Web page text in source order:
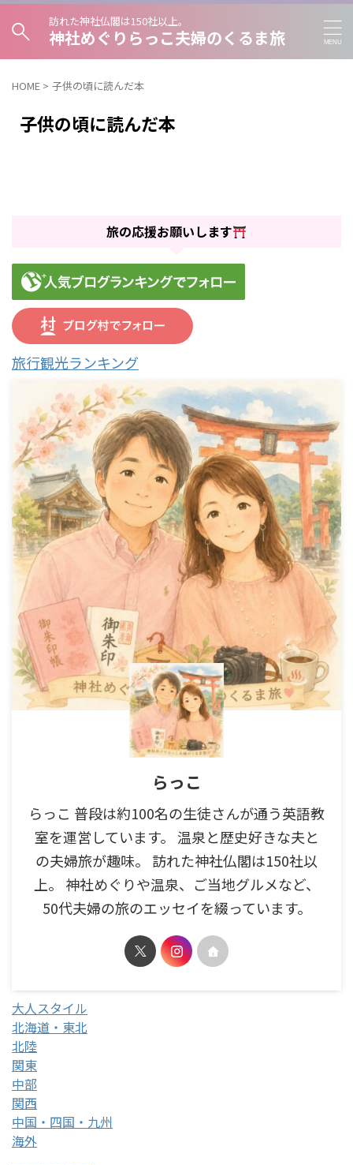
訪れた神社仏閣は150社以上。
神社めぐりらっこ夫婦のくるま旅
HOME > 子供の頃に読んだ本
子供の頃に読んだ本
旅の応援お願いします
旅行観光ランキング
らっこ
らっこ 普段は約100名の生徒さんが通う英語教
室を運営しています。 温泉と歴史好きな夫と
の夫婦旅が趣味。 訪れた神社仏閣は150社以
上。 神社めぐりや温泉、ご当地グルメなど、
50代夫婦の旅のエッセイを綴っています。
大人スタイル
北海道・東北
北陸
関東
中部
関西
中国・四国・九州
海外